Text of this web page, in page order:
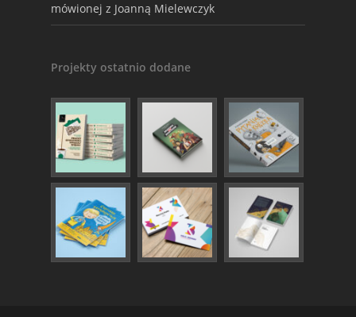
mówionej z Joanną Mielewczyk
Projekty ostatnio dodane